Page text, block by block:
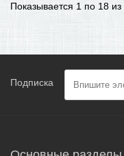
Показывается 1 по 18 из
Подписка